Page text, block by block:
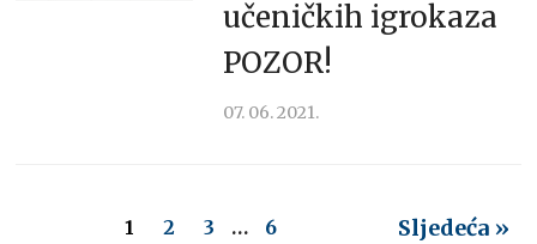
učeničkih igrokaza
POZOR!
07. 06. 2021.
1 2 3 … 6 Sljedeća »